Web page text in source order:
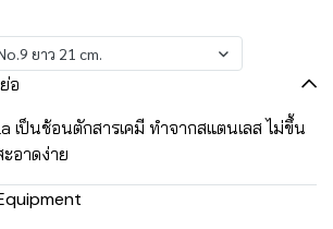
ยาว 21 cm.
อ
เป็นช้อนตักสารเคมี ทำจากสแตนเลส ไม่ขึ้น
อาดง่าย